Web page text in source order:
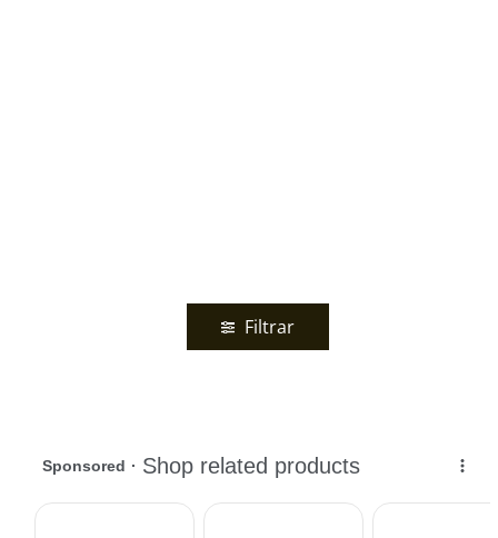
Filtrar